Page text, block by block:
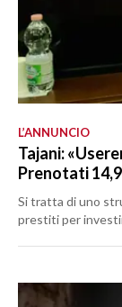
L’ANNUNCIO
Tajani:
Prenotati
Si tratta di uno
prestiti per